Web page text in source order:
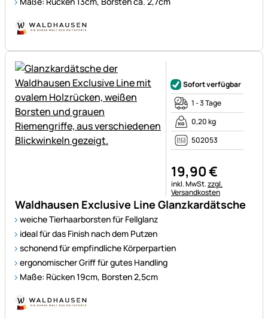
Waldhausen Exclusive Line Glanzkardätsche
weiche Tierhaarborsten für Fellglanz
ideal für das Finish nach dem Putzen
schonend für empfindliche Körperpartien
ergonomischer Griff für gutes Handling
Maße: Rücken 19cm, Borsten 2,5cm
Sofort verfügbar
1 - 3 Tage
0,20 kg
502053
19,90€
Steuerhinweis:
inkl. MwSt.zzgl.
Versandkosten